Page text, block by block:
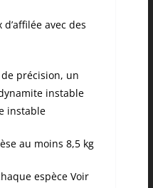
avec des
précision, un
instable
instable
au moins 8,5 kg
espèce Voir